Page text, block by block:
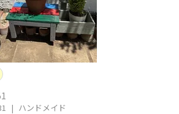
| ハンドメイド